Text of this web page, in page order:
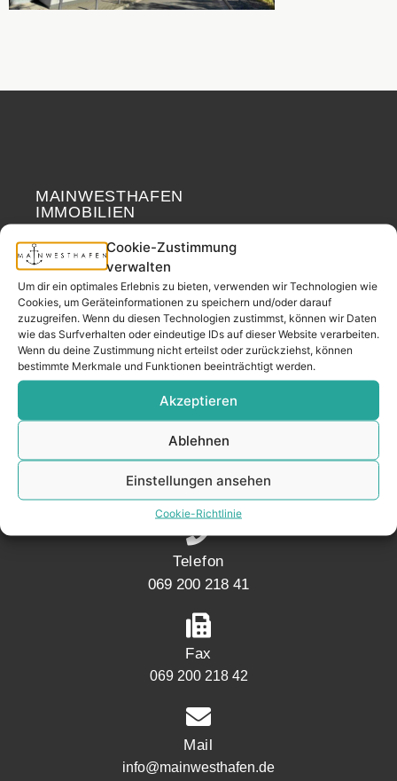
Cookie-Zustimmung
verwalten
Um dir ein optimales Erlebnis zu bieten, verwenden wir Technologien wie
Cookies, um Geräteinformationen zu speichern und/oder darauf
zuzugreifen. Wenn du diesen Technologien zustimmst, können wir Daten
wie das Surfverhalten oder eindeutige IDs auf dieser Website verarbeiten.
Wenn du deine Zustimmung nicht erteilst oder zurückziehst, können
bestimmte Merkmale und Funktionen beeinträchtigt werden.
Akzeptieren
Ablehnen
Einstellungen ansehen
Cookie-Richtlinie
MAINWESTHAFEN
IMMOBILIEN
Ihr Immobilienpartner
aus der
Nachbarschaft.
– seit 2017.
KONTAKT
Adresse
60327 Frankfurt
Telefon
069 200 218 41
Fax
069 200 218 42
Mail
info@mainwesthafen.de